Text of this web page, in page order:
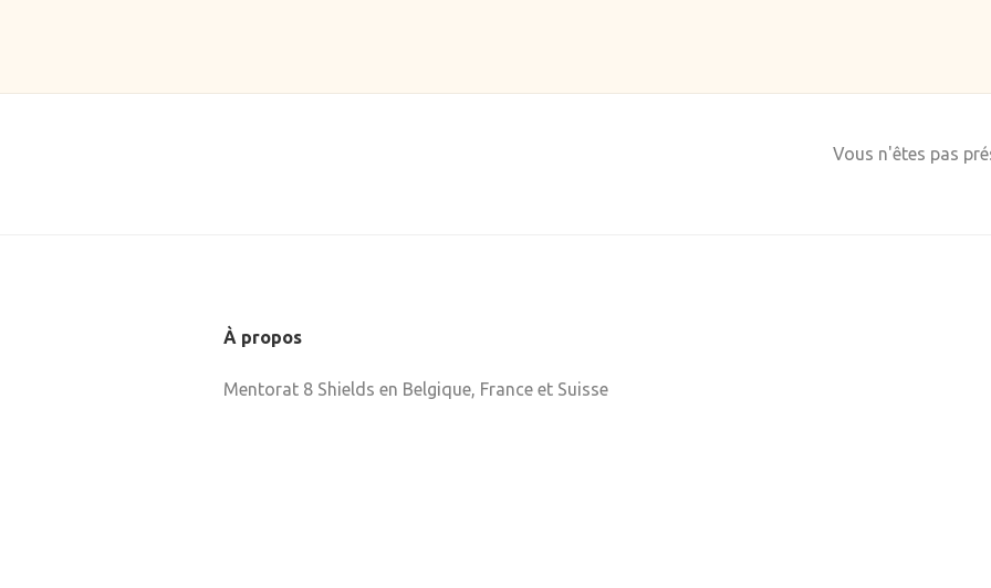
Vous n'êtes pas
À propos
Mentorat 8 Shields en Belgique, France et Suisse